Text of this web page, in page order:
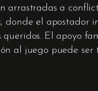
a
donde el apostador
El apoyo
al juego puede ser